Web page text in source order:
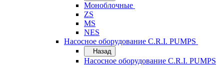
Моноблочные
ZS
MS
NES
Насосное оборудование C.R.I. PUMPS
Назад
Насосное оборудование C.R.I. PUMPS